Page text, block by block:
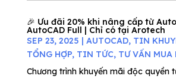
🎉 Ưu đãi 20% khi nâng cấp từ
AutoCAD Full | Chỉ có tại Arotech
SEP 23, 2025 | AUTOCAD, TIN
TỔNG HỢP, TIN TỨC, TƯ VẤN MUA
Chương trình khuyến mãi độc quyền